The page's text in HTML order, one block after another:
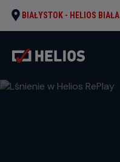
BIAŁYSTOK - HELIOS BIAŁA